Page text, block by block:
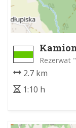
Rezerwat
2.7 km
1:10 h